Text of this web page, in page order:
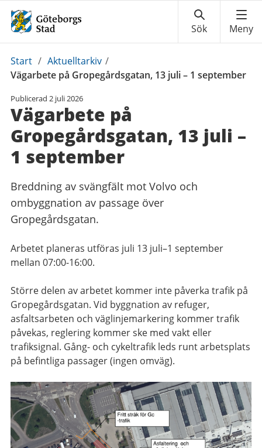
Du
är
Start / Aktuelltarkiv /
Vägarbete på Gropegårdsgatan, 13 juli – 1 september
Publicerad 2 juli 2026
Vägarbete på
Gropegårdsgatan, 13 juli –
1 september
Breddning av svängfält mot Volvo och
ombyggnation av passage över
Gropegårdsgatan.
Arbetet planeras utföras juli 13 juli–1 september
mellan 07:00-16:00.
Större delen av arbetet kommer inte påverka trafik på
Gropegårdsgatan. Vid byggnation av refuger,
asfaltsarbeten och väglinjemarkering kommer trafik
påvekas, reglering kommer ske med vakt eller
trafiksignal. Gång- och cykeltrafik leds runt arbetsplats
på befintliga passager (ingen omväg).